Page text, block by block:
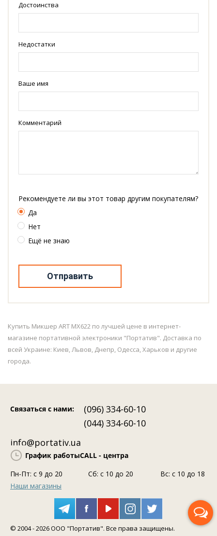
Достоинства
Недостатки
Ваше имя
Комментарий
Рекомендуете ли вы этот товар другим покупателям?
Да
Нет
Ещё не знаю
Отправить
Купить Микшер ART MX622 по лучшей цене в интернет-
магазине портативной электроники "Портатив". Доставка по
всей Украине: Киев, Львов, Днепр, Одесса, Харьков и другие
города.
Связаться с нами:
(096) 334-60-10
(044) 334-60-10
info@portativ.ua
График работыCALL - центра
Пн-Пт: c 9 до 20
Сб: с 10 до 20
Вс: с 10 до 18
Наши магазины
© 2004 - 2026 ООО "Портатив". Все права защищены.
Перезвоните мне